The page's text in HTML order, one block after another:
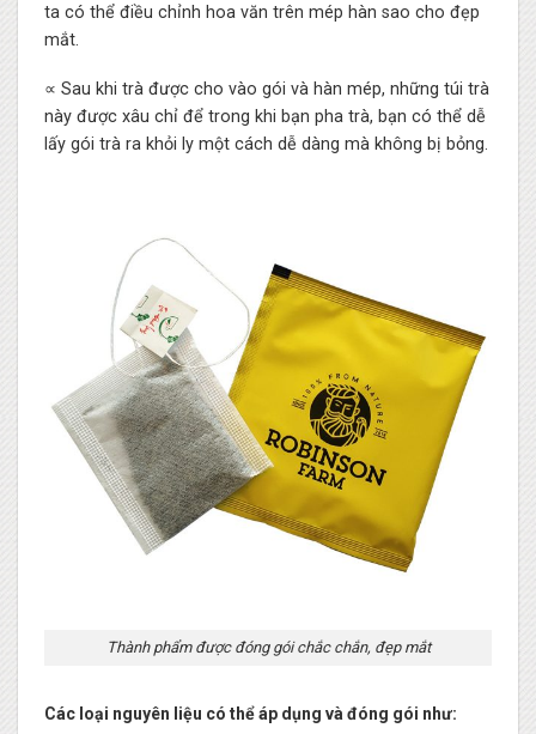
ta có thể điều chỉnh hoa văn trên mép hàn sao cho đẹp
mắt.
∝ Sau khi trà được cho vào gói và hàn mép, những túi trà
này được xâu chỉ để trong khi bạn pha trà, bạn có thể dễ
lấy gói trà ra khỏi ly một cách dễ dàng mà không bị bỏng.
Thành phẩm được đóng gói chắc chắn, đẹp mắt
Các loại nguyên liệu có thể áp dụng và đóng gói như: